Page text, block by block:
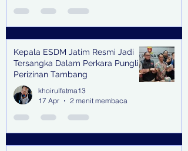
Kepala ESDM Jatim Resmi Jadi
Tersangka Dalam Perkara Pungli
Perizinan Tambang
khoirulfatma13
17 Apr
2 menit membaca